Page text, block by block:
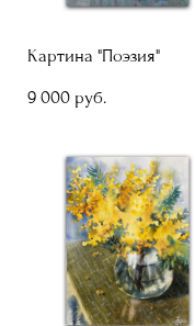
Картина "Поэзия"
9 000 pуб.